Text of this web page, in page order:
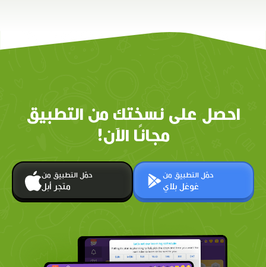
احصل على نسختك من التطبيق
مجانًا الآن!
حمّل التطبيق من
متجر أبل
حمّل التطبيق من
غوغل بلاي